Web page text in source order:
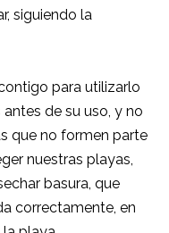
siguiendo la
para utilizarlo
de su uso, y no
que no formen parte
nuestras playas,
basura, que
correctamente, en